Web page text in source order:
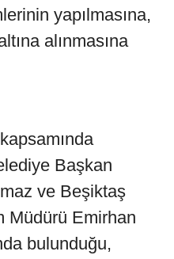
yapılmasına,
alınmasına
Başkan
ve Beşiktaş
Müdürü Emirhan
bulunduğu,